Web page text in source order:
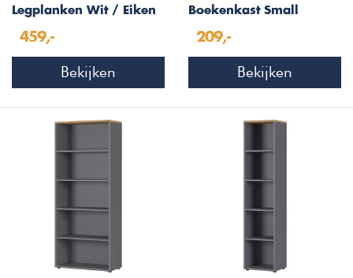
Legplanken Wit / Eiken
459,-
Bekijken
Boekenkast Small
209,-
Bekijken